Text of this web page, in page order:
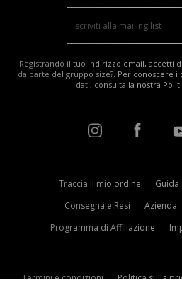
Registrando il tuo indirizzo email, accetti
da parte del gruppo size?. Per conoscere
dati, consulta la nostra
Traccia il mio ordine Guida
Consegna e Resi
Azienda
Programma di Affiliazione
Termini e condizioni Politica sulla